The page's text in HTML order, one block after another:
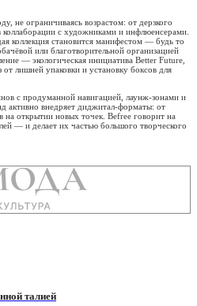
не ограничиваясь возрастом: от дерзкого
с художниками и инфлюенсерами.
коллекция становится манифестом — будь то
или благотворительной организацией
— экологическая инициатива Better Future,
лишней упаковки и установку боксов для
с продуманной навигацией, лаунж-зонами и
активно внедряет диджитал-форматы: от
открытии новых точек. Befree говорит на
— и делает их частью большого творческого
талией